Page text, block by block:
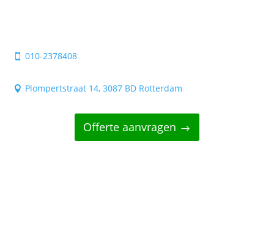
 010-2378408
 Plompertstraat 14, 3087 BD Rotterdam
Offerte aanvragen